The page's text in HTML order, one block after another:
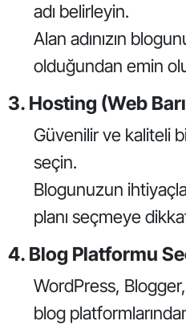
adı belirleyin.
Alan adınızın
olduğundan emin
3. Hosting (Web
Güvenilir ve kaliteli
seçin.
Blogunuzun
planı seçmeye
4. Blog Platformu
WordPress,
blog